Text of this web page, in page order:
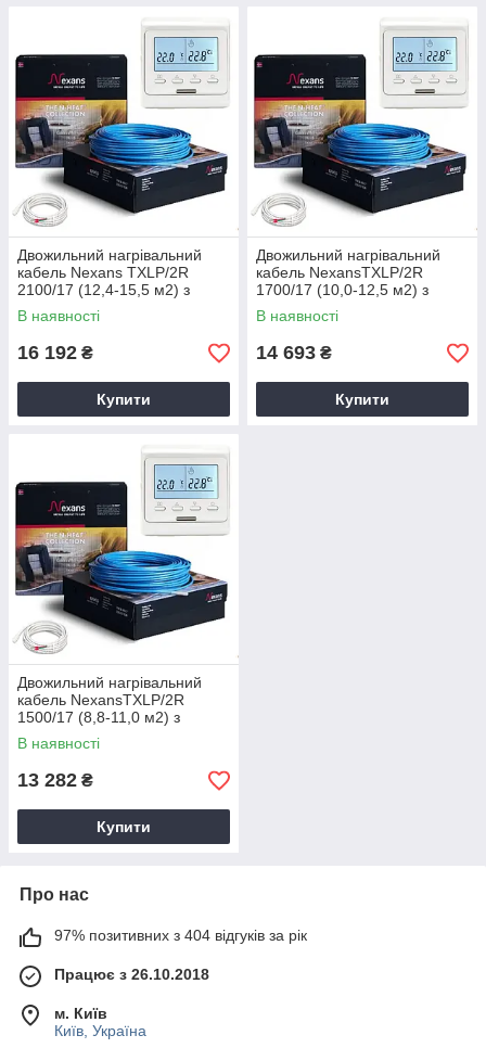
Двожильний нагрівальний
кабель Nexans TXLP/2R
2100/17 (12,4-15,5 м2) з
терморегулятором Е51
В наявності
16 192 ₴
Купити
Двожильний нагрівальний
кабель NexansTXLP/2R
1700/17 (10,0-12,5 м2) з
терморегулятором Е51
В наявності
14 693 ₴
Купити
Двожильний нагрівальний
кабель NexansTXLP/2R
1500/17 (8,8-11,0 м2) з
терморегулятором Е51
В наявності
13 282 ₴
Купити
Про нас
97% позитивних з 404 відгуків за рік
Працює з 26.10.2018
м. Київ
Київ, Україна